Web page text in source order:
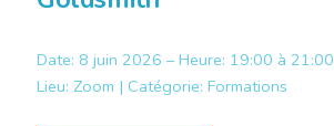
Date: 8 juin 2026 – Heure: 19:00 à 21:00
Lieu: Zoom | Catégorie: Formations